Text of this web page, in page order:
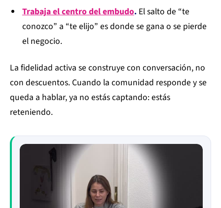
Trabaja el centro del embudo.El salto de “te
conozco” a “te elijo” es donde se gana o se pierde
el negocio.
La fidelidad activa se construye con conversación, no
con descuentos. Cuando la comunidad responde y se
queda a hablar, ya no estás captando: estás
reteniendo.